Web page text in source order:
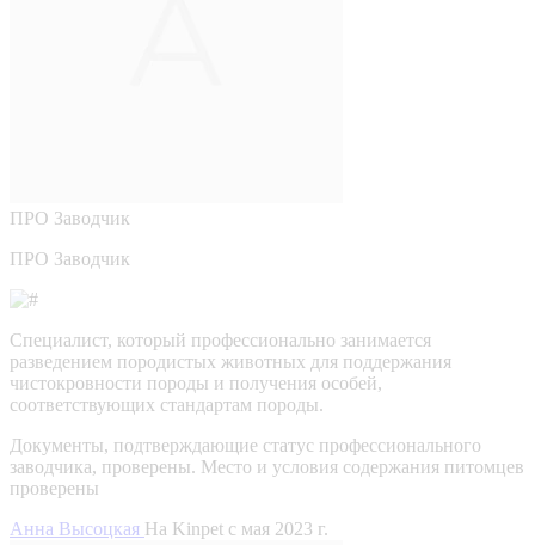
ПРО Заводчик
ПРО Заводчик
Специалист, который профессионально занимается
разведением породистых животных для поддержания
чистокровности породы и получения особей,
соответствующих стандартам породы.
Документы, подтверждающие статус профессионального
заводчика, проверены. Место и условия содержания питомцев
проверены
Анна Высоцкая На Kinpet c мая 2023 г.